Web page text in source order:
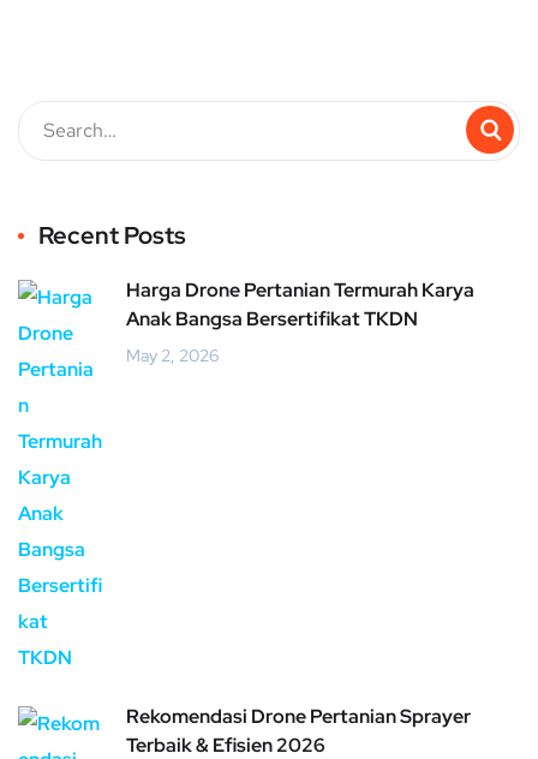
Recent Posts
Harga Drone Pertanian Termurah Karya
Anak Bangsa Bersertifikat TKDN
May 2, 2026
Rekomendasi Drone Pertanian Sprayer
Terbaik & Efisien 2026